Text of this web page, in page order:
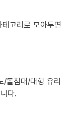
고리로 모아두면
/돌침대/대형 유리
다.